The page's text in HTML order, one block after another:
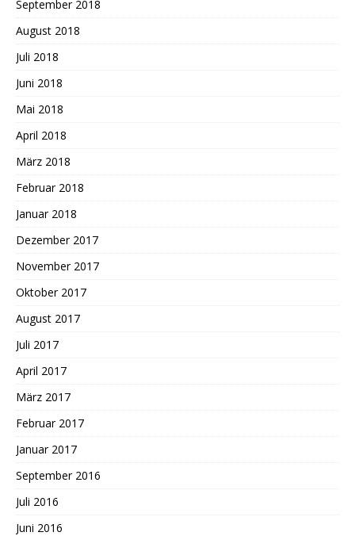
September 2018
August 2018
Juli 2018
Juni 2018
Mai 2018
April 2018
März 2018
Februar 2018
Januar 2018
Dezember 2017
November 2017
Oktober 2017
August 2017
Juli 2017
April 2017
März 2017
Februar 2017
Januar 2017
September 2016
Juli 2016
Juni 2016